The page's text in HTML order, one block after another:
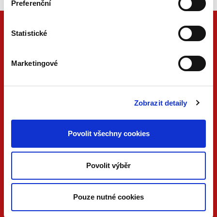
Preferenční
Statistické
Marketingové
Zobrazit detaily
Povolit všechny cookies
Povolit výběr
Pouze nutné cookies
PDF
VERZE
KONTAKTUJTE NÁS
facebook.com/beck.cz